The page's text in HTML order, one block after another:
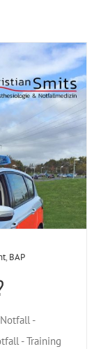
, BAP
-
- Training